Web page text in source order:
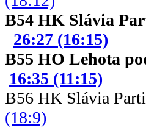
B54 HK
26:27 (16:15)
B55 HO
16:35 (11:15)
B56 HK Slávia
(18:9)